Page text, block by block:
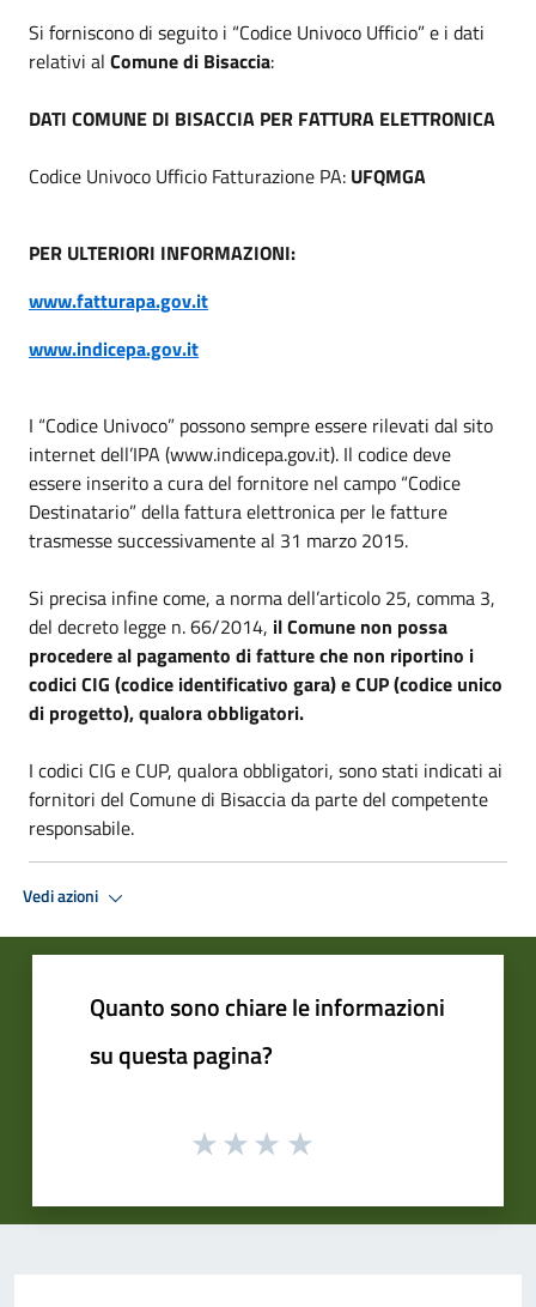
Si forniscono di seguito i “Codice Univoco Ufficio” e i dati
relativi al Comune di Bisaccia:
DATI COMUNE DI BISACCIA PER FATTURA ELETTRONICA
Codice Univoco Ufficio Fatturazione PA: UFQMGA
PER ULTERIORI INFORMAZIONI:
www.fatturapa.gov.it
www.indicepa.gov.it
I “Codice Univoco” possono sempre essere rilevati dal sito
internet dell’IPA (www.indicepa.gov.it). Il codice deve
essere inserito a cura del fornitore nel campo “Codice
Destinatario” della fattura elettronica per le fatture
trasmesse successivamente al 31 marzo 2015.
Si precisa infine come, a norma dell’articolo 25, comma 3,
del decreto legge n. 66/2014, il Comune non possa
procedere al pagamento di fatture che non riportino i
codici CIG (codice identificativo gara) e CUP (codice unico
di progetto), qualora obbligatori.
I codici CIG e CUP, qualora obbligatori, sono stati indicati ai
fornitori del Comune di Bisaccia da parte del competente
responsabile.
Vedi azioni
Quanto sono chiare le informazioni
su questa pagina?